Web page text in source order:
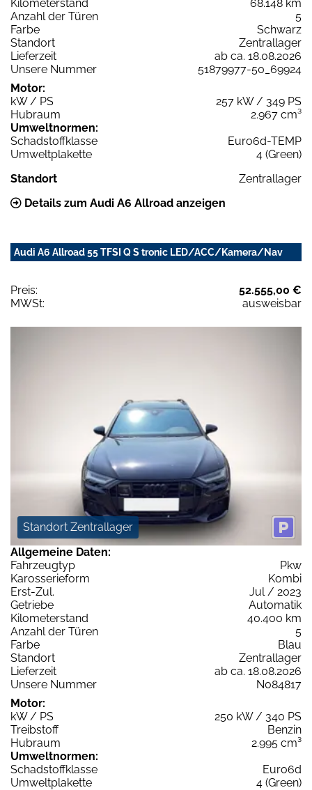
Kilometerstand
68.148 km
Anzahl der Türen
5
Farbe
Schwarz
Standort
Zentrallager
Lieferzeit
ab ca. 18.08.2026
Unsere Nummer
51879977-50_69924
Motor:
kW / PS
257 kW / 349 PS
Hubraum
2.967 cm³
Umweltnormen:
Schadstoffklasse
Euro6d-TEMP
Umweltplakette
4 (Green)
Standort
Zentrallager
Details zum Audi A6 Allroad anzeigen
Audi A6 Allroad 55 TFSI Q S tronic LED/ACC/Kamera/Nav
Preis:
52.555,00 €
MWSt:
ausweisbar
Standort Zentrallager
Allgemeine Daten:
Fahrzeugtyp
Pkw
Karosserieform
Kombi
Erst-Zul.
Jul / 2023
Getriebe
Automatik
Kilometerstand
40.400 km
Anzahl der Türen
5
Farbe
Blau
Standort
Zentrallager
Lieferzeit
ab ca. 18.08.2026
Unsere Nummer
N084817
Motor:
kW / PS
250 kW / 340 PS
Treibstoff
Benzin
Hubraum
2.995 cm³
Umweltnormen:
Schadstoffklasse
Euro6d
Umweltplakette
4 (Green)